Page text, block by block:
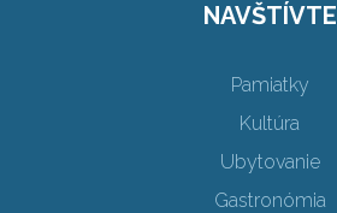
NAVŠTÍVTE
Pamiatky
Kultúra
Ubytovanie
Gastronómia